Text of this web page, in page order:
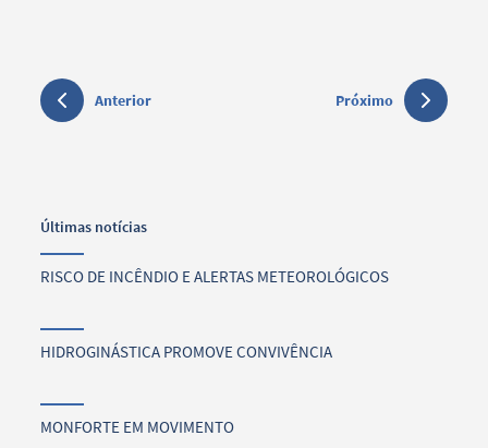
Anterior Próximo
Últimas notícias
RISCO DE INCÊNDIO E ALERTAS METEOROLÓGICOS
HIDROGINÁSTICA PROMOVE CONVIVÊNCIA
MONFORTE EM MOVIMENTO